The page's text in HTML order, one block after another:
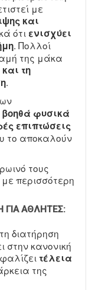
με
και
ότι ενισχύει
. Πολλοί
της μάκα
τη
.
βοηθά φυσικά
επιπτώσεις
το αποκαλούν
τους
περισσότερη
ΓΙΑ ΑΘΛΗΤΈΣ:
διατήρηση
κανονική
τέλεια
της